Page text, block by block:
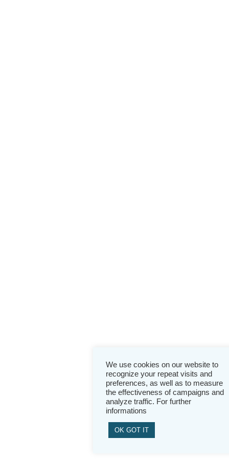
We use cookies on our website to
recognize your repeat visits and
preferences, as well as to measure
the effectiveness of campaigns and
analyze traffic. For further
informations
OK GOT IT